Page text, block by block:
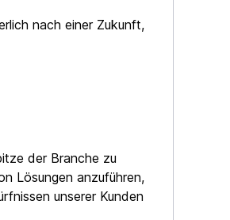
nach einer Zukunft,
der Branche zu
Lösungen anzuführen,
unserer Kunden